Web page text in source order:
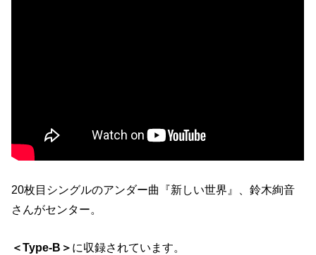
20枚目シングルのアンダー曲『新しい世界』、鈴木絢音
さんがセンター。
＜Type-B＞ に収録されています。